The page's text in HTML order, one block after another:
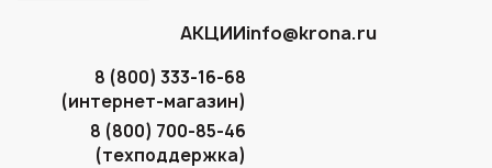
АКЦИИinfo@krona.ru
8 (800) 333-16-68
(интернет-магазин)
8 (800) 700-85-46
(техподдержка)